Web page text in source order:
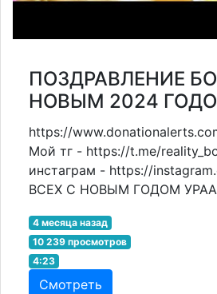
ПОЗДРАВЛЕНИЕ
НОВЫМ 2024
https://
Мой тг - https://t.me/
инстаграм - https://
ВСЕХ С НОВЫМ ГОДОМ
4 месяца назад
10 239 просмотров
4:23
Смотреть